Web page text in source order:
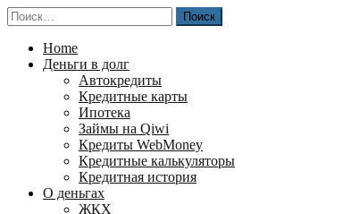
Перейти
к
содержимому
Найти:
Home
Деньги в долг
Автокредиты
Кредитные карты
Ипотека
Займы на Qiwi
Кредиты WebMoney
Кредитные калькуляторы
Кредитная история
О деньгах
ЖКХ